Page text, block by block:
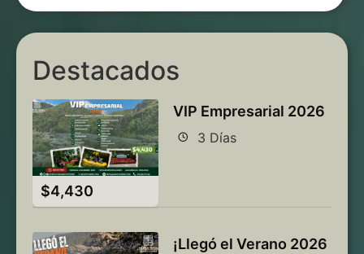
Destacados
$4,430
VIP Empresarial 2026
3 Días
¡Llegó el Verano 2026